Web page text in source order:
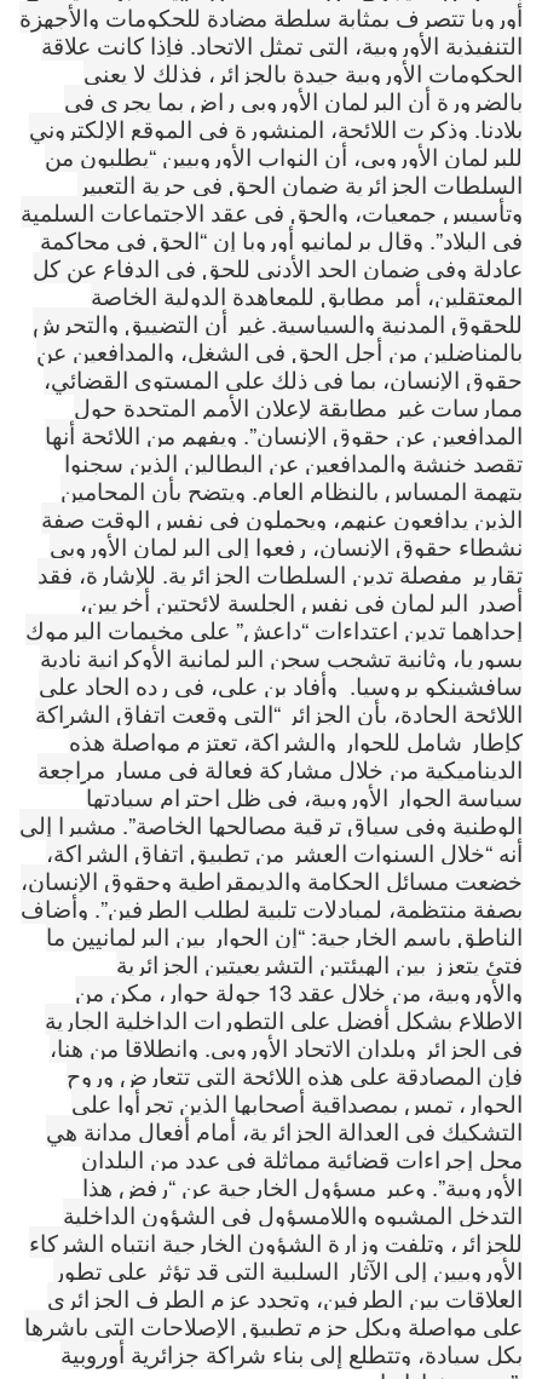
أوروبا تتصرف بمثابة سلطة مضادة للحكومات والأجهزة
التنفيذية الأوروبية، التي تمثل الاتحاد. فإذا كانت علاقة
الحكومات الأوروبية جيدة بالجزائر، فذلك لا يعني
بالضرورة أن البرلمان الأوروبي راض بما يجري في
بلادنا. وذكرت اللائحة، المنشورة في الموقع الإلكتروني
للبرلمان الأوروبي، أن النواب الأوروبيين “يطلبون من
السلطات الجزائرية ضمان الحق في حرية التعبير
وتأسيس جمعيات، والحق في عقد الاجتماعات السلمية
في البلاد”. وقال برلمانيو أوروبا إن “الحق في محاكمة
عادلة وفي ضمان الحد الأدنى للحق في الدفاع عن كل
المعتقلين، أمر مطابق للمعاهدة الدولية الخاصة
للحقوق المدنية والسياسية. غير أن التضييق والتحرش
بالمناضلين من أجل الحق في الشغل، والمدافعين عن
حقوق الإنسان، بما في ذلك على المستوى القضائي،
ممارسات غير مطابقة لإعلان الأمم المتحدة حول
المدافعين عن حقوق الإنسان”. ويفهم من اللائحة أنها
تقصد خنشة والمدافعين عن البطالين الذين سجنوا
بتهمة المساس بالنظام العام. ويتضح بأن المحامين
الذين يدافعون عنهم، ويحملون في نفس الوقت صفة
نشطاء حقوق الإنسان، رفعوا إلى البرلمان الأوروبي
تقارير مفصلة تدين السلطات الجزائرية. للإشارة، فقد
أصدر البرلمان في نفس الجلسة لائحتين أخريين،
إحداهما تدين اعتداءات “داعش” على مخيمات اليرموك
بسوريا، وثانية تشجب سجن البرلمانية الأوكرانية نادية
سافشينكو بروسيا. وأفاد بن علي، في رده الحاد على
اللائحة الحادة، بأن الجزائر “التي وقعت اتفاق الشراكة
كإطار شامل للحوار والشراكة، تعتزم مواصلة هذه
الديناميكية من خلال مشاركة فعالة في مسار مراجعة
سياسة الجوار الأوروبية، في ظل احترام سيادتها
الوطنية وفي سياق ترقية مصالحها الخاصة”. مشيرا إلى
أنه “خلال السنوات العشر من تطبيق اتفاق الشراكة،
خضعت مسائل الحكامة والديمقراطية وحقوق الإنسان،
بصفة منتظمة، لمبادلات تلبية لطلب الطرفين”. وأضاف
الناطق باسم الخارجية: “إن الحوار بين البرلمانيين ما
فتئ يتعزز بين الهيئتين التشريعيتين الجزائرية
والأوروبية، من خلال عقد 13 جولة حوار، مكن من
الاطلاع بشكل أفضل على التطورات الداخلية الجارية
في الجزائر وبلدان الاتحاد الأوروبي. وانطلاقا من هنا،
فإن المصادقة على هذه اللائحة التي تتعارض وروح
الحوار، تمس بمصداقية أصحابها الذين تجرأوا على
التشكيك في العدالة الجزائرية، أمام أفعال مدانة هي
محل إجراءات قضائية مماثلة في عدد من البلدان
الأوروبية”. وعبر مسؤول الخارجية عن “رفض هذا
التدخل المشبوه واللامسؤول في الشؤون الداخلية
للجزائر، وتلفت وزارة الشؤون الخارجية انتباه الشركاء
الأوروبيين إلى الآثار السلبية التي قد تؤثر على تطور
العلاقات بين الطرفين، وتجدد عزم الطرف الجزائري
على مواصلة وبكل حزم تطبيق الإصلاحات التي باشرها
بكل سيادة، وتتطلع إلى بناء شراكة جزائرية أوروبية